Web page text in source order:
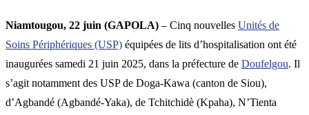
Niamtougou, 22 juin (GAPOLA) – Cinq nouvelles Unités de
Soins Périphériques (USP) équipées de lits d’hospitalisation ont été
inaugurées samedi 21 juin 2025, dans la préfecture de Doufelgou. Il
s’agit notamment des USP de Doga-Kawa (canton de Siou),
d’Agbandé (Agbandé-Yaka), de Tchitchidè (Kpaha), N’Tienta